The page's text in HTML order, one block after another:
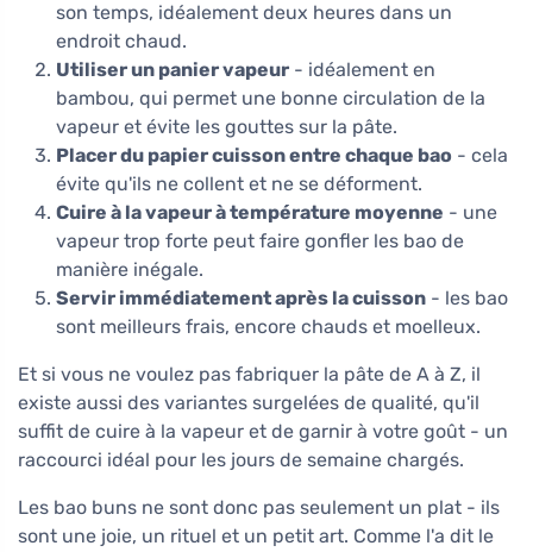
son temps, idéalement deux heures dans un
endroit chaud.
Utiliser un panier vapeur - idéalement en
bambou, qui permet une bonne circulation de la
vapeur et évite les gouttes sur la pâte.
Placer du papier cuisson entre chaque bao - cela
évite qu'ils ne collent et ne se déforment.
Cuire à la vapeur à température moyenne - une
vapeur trop forte peut faire gonfler les bao de
manière inégale.
Servir immédiatement après la cuisson - les bao
sont meilleurs frais, encore chauds et moelleux.
Et si vous ne voulez pas fabriquer la pâte de A à Z, il
existe aussi des variantes surgelées de qualité, qu'il
suffit de cuire à la vapeur et de garnir à votre goût - un
raccourci idéal pour les jours de semaine chargés.
Les bao buns ne sont donc pas seulement un plat - ils
sont une joie, un rituel et un petit art. Comme l'a dit le